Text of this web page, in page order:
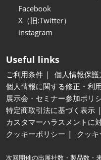
Facebook
X（旧:Twitter）
instagram
Useful links
ご利用条件
個人情報保護
個人情報に関する修正・利
展示会・セミナー参加ポリ
特定商取引法に基づく表示
カスタマーハラスメントに
クッキーポリシー
クッ
次回開催の出展社数・製品数・